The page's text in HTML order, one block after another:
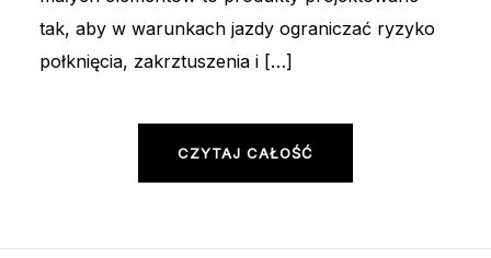
tak, aby w warunkach jazdy ograniczać ryzyko
połknięcia, zakrztuszenia i […]
CZYTAJ CAŁOŚĆ